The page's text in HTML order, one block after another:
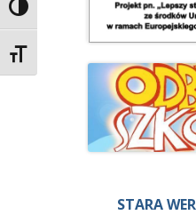
Przełącz wysoki kontrast
Zmień rozmiar czcionek
STARA